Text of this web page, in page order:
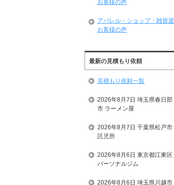
お客様の声
アパレル・ショップ・雑貨屋
お客様の声
最新の見積もり依頼
見積もり依頼一覧
2026年8月7日 埼玉県春日部
市 ラーメン屋
2026年8月7日 千葉県松戸市
託児所
2026年8月6日 東京都江東区
パーソナルジム
2026年8月6日 埼玉県川越市